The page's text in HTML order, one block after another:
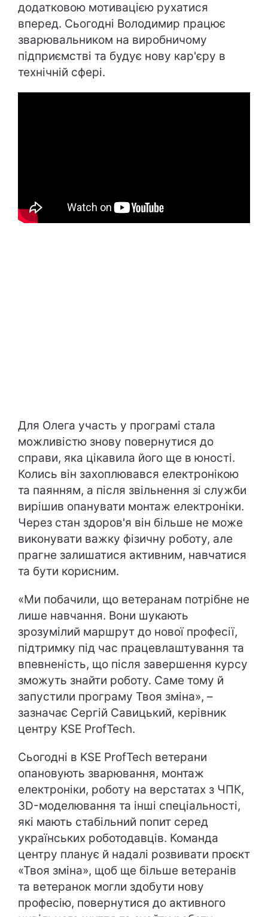
додатковою мотивацією рухатися
вперед. Сьогодні Володимир працює
зварювальником на виробничому
підприємстві та будує нову кар'єру в
технічній сфері.
Для Олега участь у програмі стала
можливістю знову повернутися до
справи, яка цікавила його ще в юності.
Колись він захоплювався електронікою
та паянням, а після звільнення зі служби
вирішив опанувати монтаж електроніки.
Через стан здоров'я він більше не може
виконувати важку фізичну роботу, але
прагне залишатися активним, навчатися
та бути корисним.
«Ми побачили, що ветеранам потрібне не
лише навчання. Вони шукають
зрозумілий маршрут до нової професії,
підтримку під час працевлаштування та
впевненість, що після завершення курсу
зможуть знайти роботу. Саме тому й
запустили програму Твоя зміна», –
зазначає Сергій Савицький, керівник
центру KSE ProfTech.
Сьогодні в KSE ProfTech ветерани
опановують зварювання, монтаж
електроніки, роботу на верстатах з ЧПК,
3D-моделювання та інші спеціальності,
які мають стабільний попит серед
українських роботодавців. Команда
центру планує й надалі розвивати проєкт
«Твоя зміна», щоб ще більше ветеранів
та ветеранок могли здобути нову
професію, повернутися до активного